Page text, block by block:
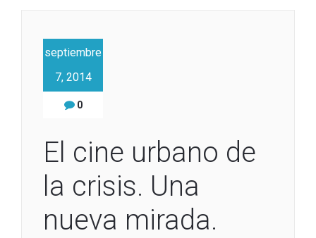
septiembre
7, 2014
0
El cine urbano de
la crisis. Una
nueva mirada.